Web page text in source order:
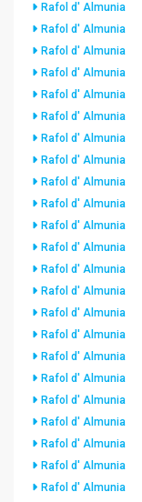
Rafol d' Almunia
Rafol d' Almunia
Rafol d' Almunia
Rafol d' Almunia
Rafol d' Almunia
Rafol d' Almunia
Rafol d' Almunia
Rafol d' Almunia
Rafol d' Almunia
Rafol d' Almunia
Rafol d' Almunia
Rafol d' Almunia
Rafol d' Almunia
Rafol d' Almunia
Rafol d' Almunia
Rafol d' Almunia
Rafol d' Almunia
Rafol d' Almunia
Rafol d' Almunia
Rafol d' Almunia
Rafol d' Almunia
Rafol d' Almunia
Rafol d' Almunia